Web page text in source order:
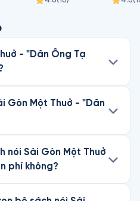
- "Dân Ông Tạ
Gòn Một Thuở - "Dân
nói Sài Gòn Một Thuở
phí không?